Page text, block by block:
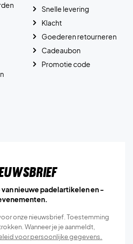
Snelle levering
Klacht
Goederen retourneren
Cadeaubon
Promotie code
nieuwe padelartikelen en -
onze nieuwsbrief. Toestemming
Wanneer je je aanmeldt,
voor persoonlijke gegevens.